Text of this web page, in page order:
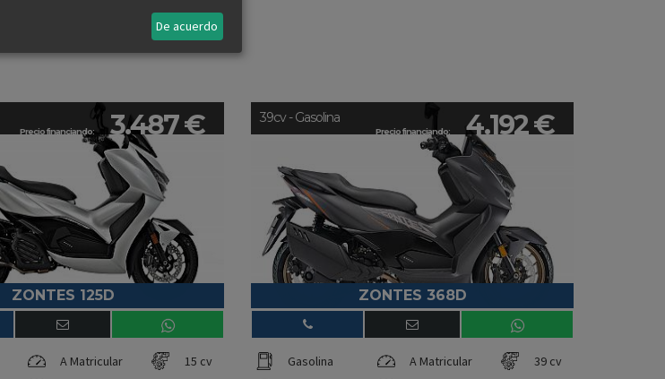
Precio financiando: 3.487 €
ZONTES 125D
A Matricular
15 cv
Precio financiando: 4.192 €
39cv - Gasolina
ZONTES 368D
Gasolina A Matricular
39 cv
De acuerdo